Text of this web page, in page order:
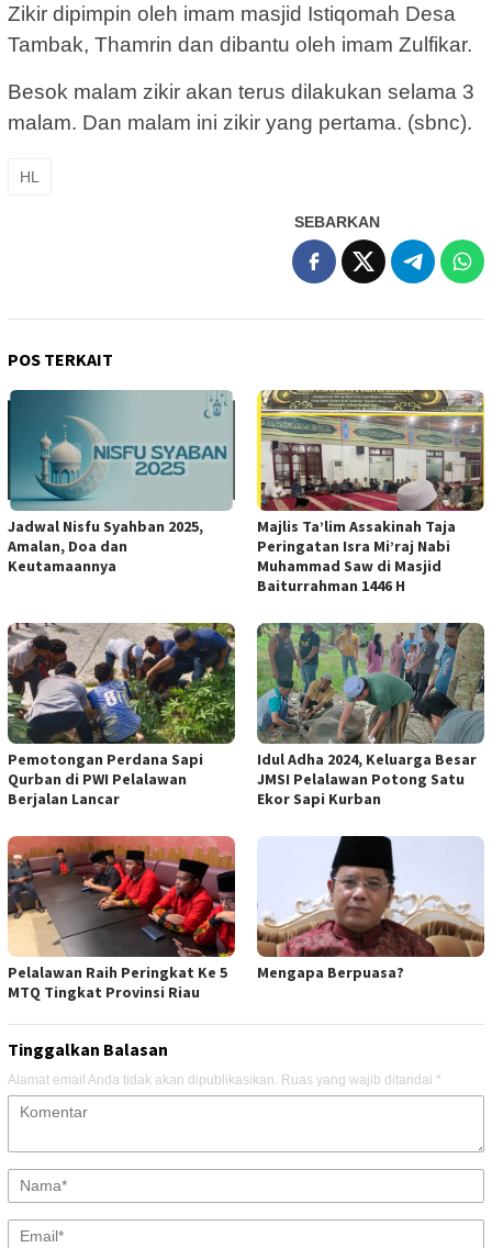
Zikir dipimpin oleh imam masjid Istiqomah Desa
Tambak, Thamrin dan dibantu oleh imam Zulfikar.
Besok malam zikir akan terus dilakukan selama 3
malam. Dan malam ini zikir yang pertama. (sbnc).
HL
SEBARKAN
POS TERKAIT
Jadwal Nisfu Syahban 2025,
Amalan, Doa dan
Keutamaannya
Majlis Ta’lim Assakinah Taja
Peringatan Isra Mi’raj Nabi
Muhammad Saw di Masjid
Baiturrahman 1446 H
Pemotongan Perdana Sapi
Qurban di PWI Pelalawan
Berjalan Lancar
Idul Adha 2024, Keluarga Besar
JMSI Pelalawan Potong Satu
Ekor Sapi Kurban
Pelalawan Raih Peringkat Ke 5
MTQ Tingkat Provinsi Riau
Mengapa Berpuasa?
Tinggalkan Balasan
Alamat email Anda tidak akan dipublikasikan. Ruas yang wajib ditandai *